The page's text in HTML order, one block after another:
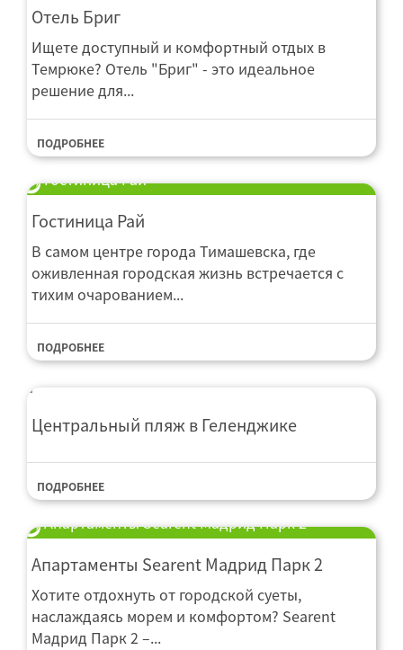
Отель Бриг
Ищете доступный и комфортный отдых в
Темрюке? Отель "Бриг" - это идеальное
решение для...
ПОДРОБНЕЕ
Гостиница Рай
Гостиница Рай
В самом центре города Тимашевска, где
оживленная городская жизнь встречается с
тихим очарованием...
ПОДРОБНЕЕ
Центральный пляж в Геленджике
ПОДРОБНЕЕ
Апартаменты Searent Мадрид Парк 2
Апартаменты Searent Мадрид Парк 2
Хотите отдохнуть от городской суеты,
наслаждаясь морем и комфортом? Searent
Мадрид Парк 2 –...